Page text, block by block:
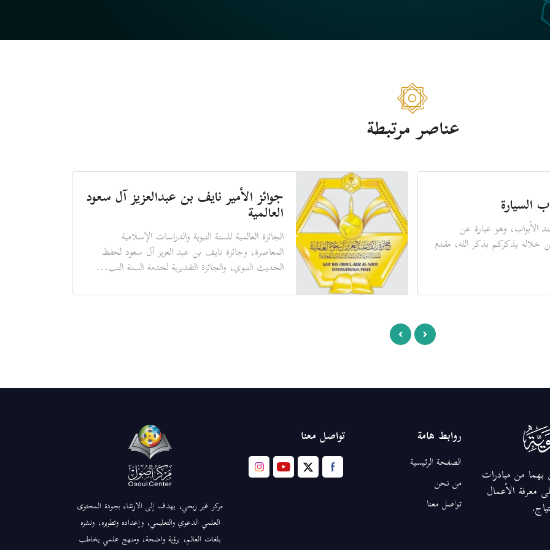
عناصر مرتبطة
السيارة
الأبواب، وهو عبارة عن
خلاله يذكركم بذكر الله، مقدم
جوائز الأمير نايف بن عبدالعزيز آل سعود
العالمية
الجائزة العالمية للسنة النبوية والدراسات الإسلامية
المعاصرة، وجائزة نايف بن عبد العزيز آل سعود لحفظ
الحديث النبوي، والجائزة التقديرية لخدمة السنة النب...
بهما من مبادرات
معرفة الأعمال
روابط هامة
الصفحة الرئيسية
من نحن
تواصل معنا
تواصل معنا
مركز غير ربحي، يهدف إلى الارتقاء بجودة المحتوى
العلمي الدعوي والتعليمي، وإعداده وتطويره، ونشره
بلغات العالم، برؤية واضحة، ومنهج علمي يخاطب